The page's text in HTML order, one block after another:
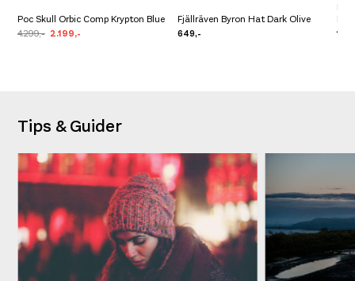
Poc Skull Orbic Comp Krypton Blue
4.299,- 2.199,-
Fjällräven Byron Hat Dark Olive
649,-
Pre
Tips & Guider